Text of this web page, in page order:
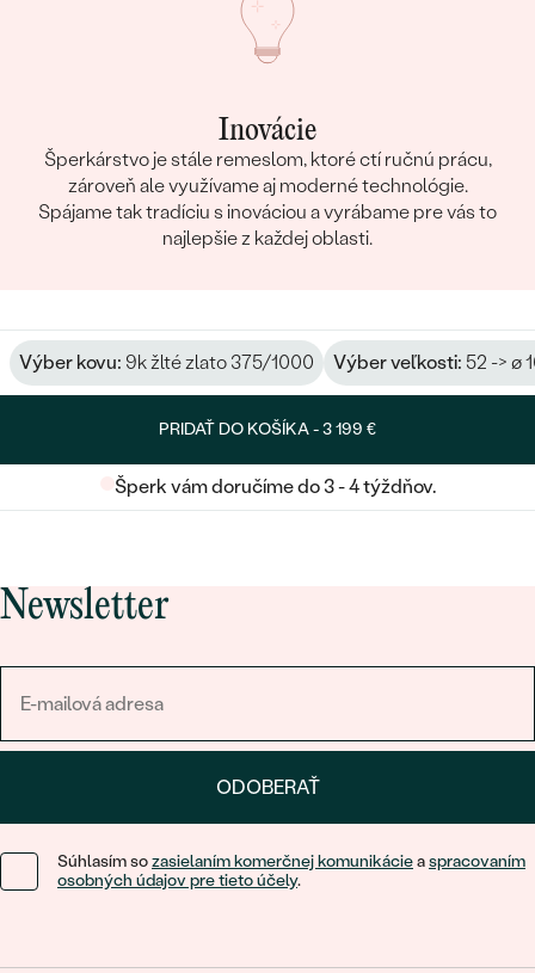
Inovácie
Šperkárstvo je stále remeslom, ktoré ctí ručnú prácu,
zároveň ale využívame aj moderné technológie.
Spájame tak tradíciu s inováciou a vyrábame pre vás to
najlepšie z každej oblasti.
Výber kovu: 9k žlté zlato 375/1000 Výber veľkosti: 52 -> ø
PRIDAŤ DO KOŠÍKA -3 199 €
Šperk vám doručíme do 3 - 4 týždňov.
Newsletter
ODOBERAŤ
Súhlasím sozasielaním komerčnej komunikácieaspracovaním
osobných údajov pre tieto účely.